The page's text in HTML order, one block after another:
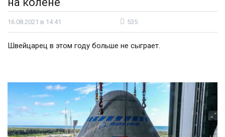
16.08.2021 в 14:41 535
Швейцарец в этом году больше не сыграет.